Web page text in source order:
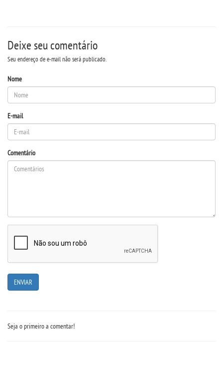
EDITAL
PUBLICAÇÕES
UNIESP NEWS
REPOSITÓRIO
TCC
LOGIN
Deixe seu comentário
Seu endereço de e-mail não será publicado.
Nome
E-mail
Comentário
Seja o primeiro a comentar!